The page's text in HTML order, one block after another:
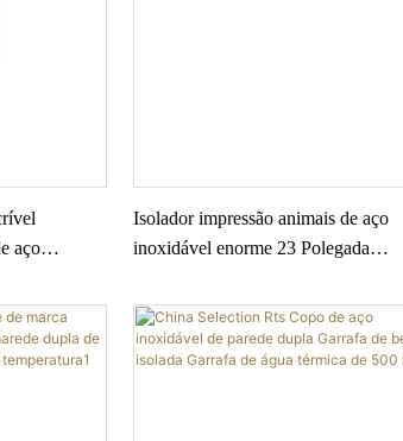
aço
Isolador impressão animais de aço
inoxidável enorme 23 Polegada
garrafa térmica impressão carta galo
botlet